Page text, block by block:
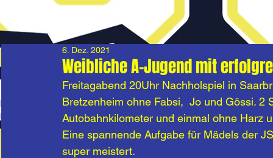
Weibliche A-Jugend mit
6. Dez. 2021
Freitagabend 20Uhr Nachholspiel in
Bretzenheim ohne Fabsi,  Jo und Gössi.
Autobahnkilometer und einmal ohne Harz
Eine spannende Aufgabe für Mädels der
super meistert.